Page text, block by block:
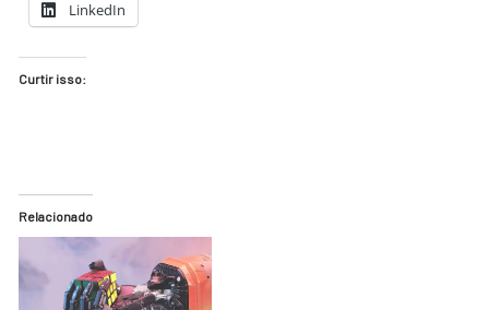
LinkedIn
Curtir isso:
Relacionado